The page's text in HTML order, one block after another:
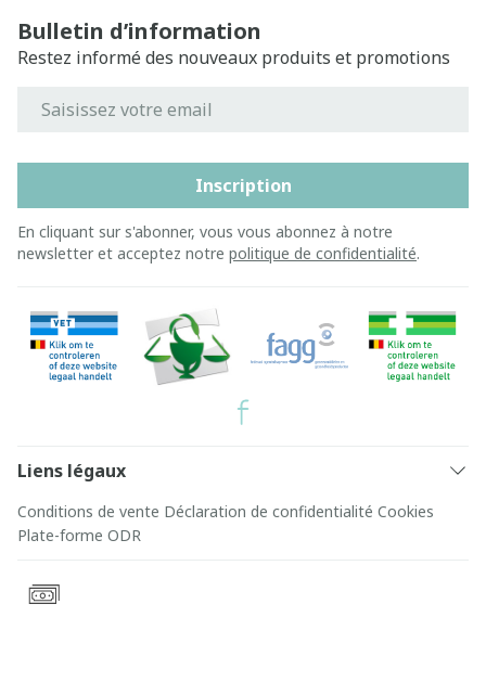
Bulletin d’information
Restez informé des nouveaux produits et promotions
Inscription
En cliquant sur s'abonner, vous vous abonnez à notre
newsletter et acceptez notre politique de confidentialité.
Liens légaux
Conditions de vente Déclaration de confidentialité Cookies
Plate-forme ODR